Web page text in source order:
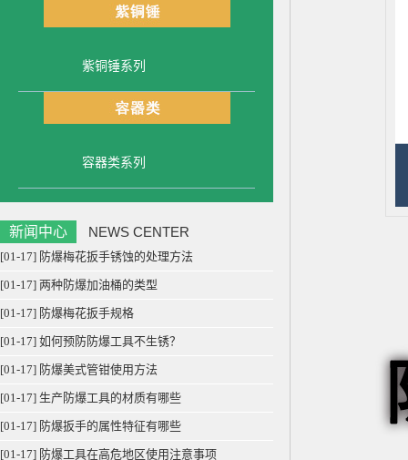
紫铜锤系列
容器类系列
新闻中心 NEWS CENTER
[01-17] 防爆梅花扳手锈蚀的处理方法
[01-17] 两种防爆加油桶的类型
[01-17] 防爆梅花扳手规格
[01-17] 如何预防防爆工具不生锈？
[01-17] 防爆美式管钳使用方法
[01-17] 生产防爆工具的材质有哪些
[01-17] 防爆扳手的属性特征有哪些
[01-17] 防爆工具在高危地区使用注意事项